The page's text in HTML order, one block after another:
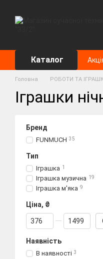
Каталог
Головна РОБОТИ ТА
Іграшки
Бренд
FUNMUCH 35
Тип
Іграшка 1
Іграшка музична 19
Іграшка м'яка 9
Ціна, ₴
Від Ціна, ₴
До Ціна, ₴
Наявність
В наявності 3